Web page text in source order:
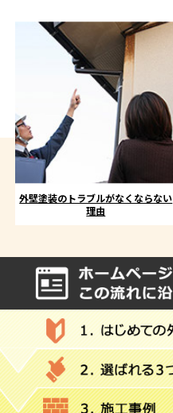
外壁塗装のトラブルがなくならない
理由